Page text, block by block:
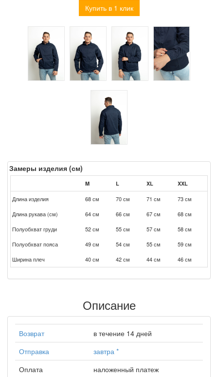
Купить в 1 клик
Замеры изделия (см)
M L XL XXL
Длина изделия 68 см 70 см 71 см
73 см
Длина рукава (см)
64 см 66 см 67 см
68 см
Полуобхват груди
52 см 55 см 57 см
58 см
Полуобхват пояса
49 см 54 см 55 см
59 см
Ширина плеч
40 см 42 см 44 см 46 см
Описание
Возврат
в течение 14 дней
Отправка
завтра *
Оплата
наложенный платеж